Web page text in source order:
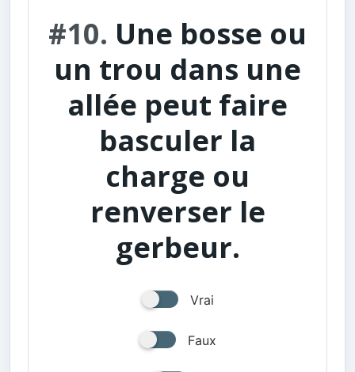
#10. Une bosse ou
un trou dans une
allée peut faire
basculer la
charge ou
renverser le
gerbeur.
Vrai
Faux